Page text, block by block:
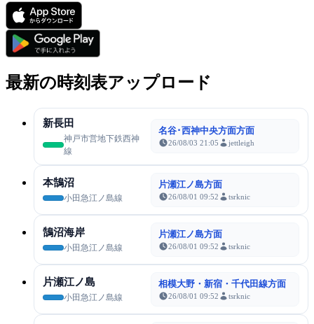
最新の時刻表アップロード
新長田
神戸市営地下鉄西神
線
名谷･西神中央方面方面
26/08/03 21:05 jettleigh
本鵠沼
小田急江ノ島線
片瀬江ノ島方面
26/08/01 09:52 tsrknic
鵠沼海岸
小田急江ノ島線
片瀬江ノ島方面
26/08/01 09:52 tsrknic
片瀬江ノ島
小田急江ノ島線
相模大野・新宿・千代田線方面
26/08/01 09:52 tsrknic